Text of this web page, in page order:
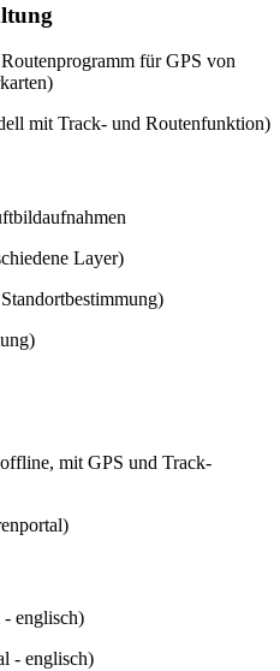
für GPS von
mit Track- und Routenfunktion)
Layer)
mit GPS und Track-
englisch)
- englisch)